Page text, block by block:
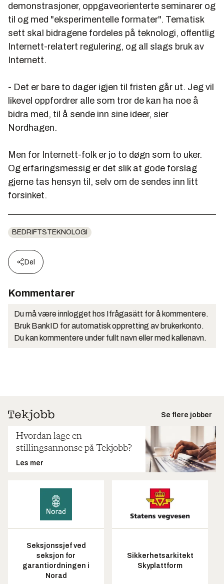
demonstrasjoner, oppgaveorienterte seminarer og
til og med "eksperimentelle formater". Tematisk
sett skal bidragene fordeles på teknologi, offentlig
Internett-relatert regulering, og all slags bruk av
Internett.
- Det er bare to dager igjen til fristen går ut. Jeg vil
likevel oppfordrer alle som tror de kan ha noe å
bidra med, til å sende inn sine ideer, sier
Nordhagen.
Men for Internett-folk er jo to døgn som to uker.
Og erfaringsmessig er det slik at gode forslag
gjerne tas hensyn til, selv om de sendes inn litt
forsinket.
BEDRIFTSTEKNOLOGI
Del
Kommentarer
Du må være innlogget hos Ifrågasätt for å kommentere.
Bruk BankID for automatisk oppretting av brukerkonto.
Du kan kommentere under fullt navn eller med kallenavn.
Se flere jobber
Hvordan lage en
stillingsannonse på Tekjobb?
Les mer
Seksjonssjef ved
seksjon for
garantiordningen i
Norad
Sikkerhetsarkitekt
Skyplattform